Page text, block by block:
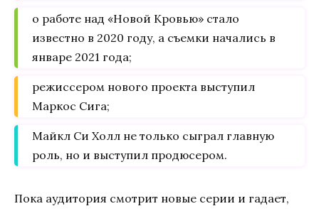
о работе над «Новой Кровью» стало
известно в 2020 году, а съемки начались в
январе 2021 года;
режиссером нового проекта выступил
Маркос Сига;
Майкл Си Холл не только сыграл главную
роль, но и выступил продюсером.
Пока аудитория смотрит новые серии и гадает,